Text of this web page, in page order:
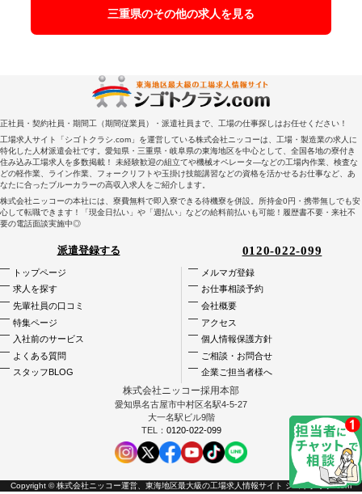
三重県のその他の求人を見る
正社員・契約社員・期間工（期間従業員）・派遣社員まで、工場の仕事探しはお任せください！
工場求人サイト「シゴトクラシ.com」を運営している株式会社ニッコーは、工場・製造業の求人に
特化した人材派遣会社です。愛知県・三重県・岐阜県の東海地区を中心として、全国各地の寮付き
住み込み工場求人を多数掲載！ 未経験歓迎の組立てや機械オペレータ―などの工場内作業、検査な
どの軽作業、ライン作業、フォークリフトや玉掛け技能講習などの資格を活かせるお仕事など、あ
なたに合ったブルーカラーの高収入求人をご紹介します。
株式会社ニッコーの本社には、寮費無料で即入寮できる待機寮を併設。所持金0円・携帯無しでも安
心して転職できます！「現金日払い」や「週払い」などの給料前払いも可能！履歴書不要・来社不
要の電話面談実施中◎
派遣登録する 0120-022-099
トップページ
求人を探す
先輩社員の口コミ
特集ページ
入社前のサービス
よくある質問
スタッフBLOG
メルマガ登録
お仕事相談予約
会社概要
アクセス
個人情報保護方針
ご相談・お問合せ
企業ご担当者様へ
株式会社ニッコー採用本部
愛知県名古屋市中村区名駅4-5-27
大一名駅ビル9階
TEL： 0120-022-099
Copyright © 株式会社ニッコー運営、 東海地区最大級の工場求人情報サイト シゴトクラシ.com